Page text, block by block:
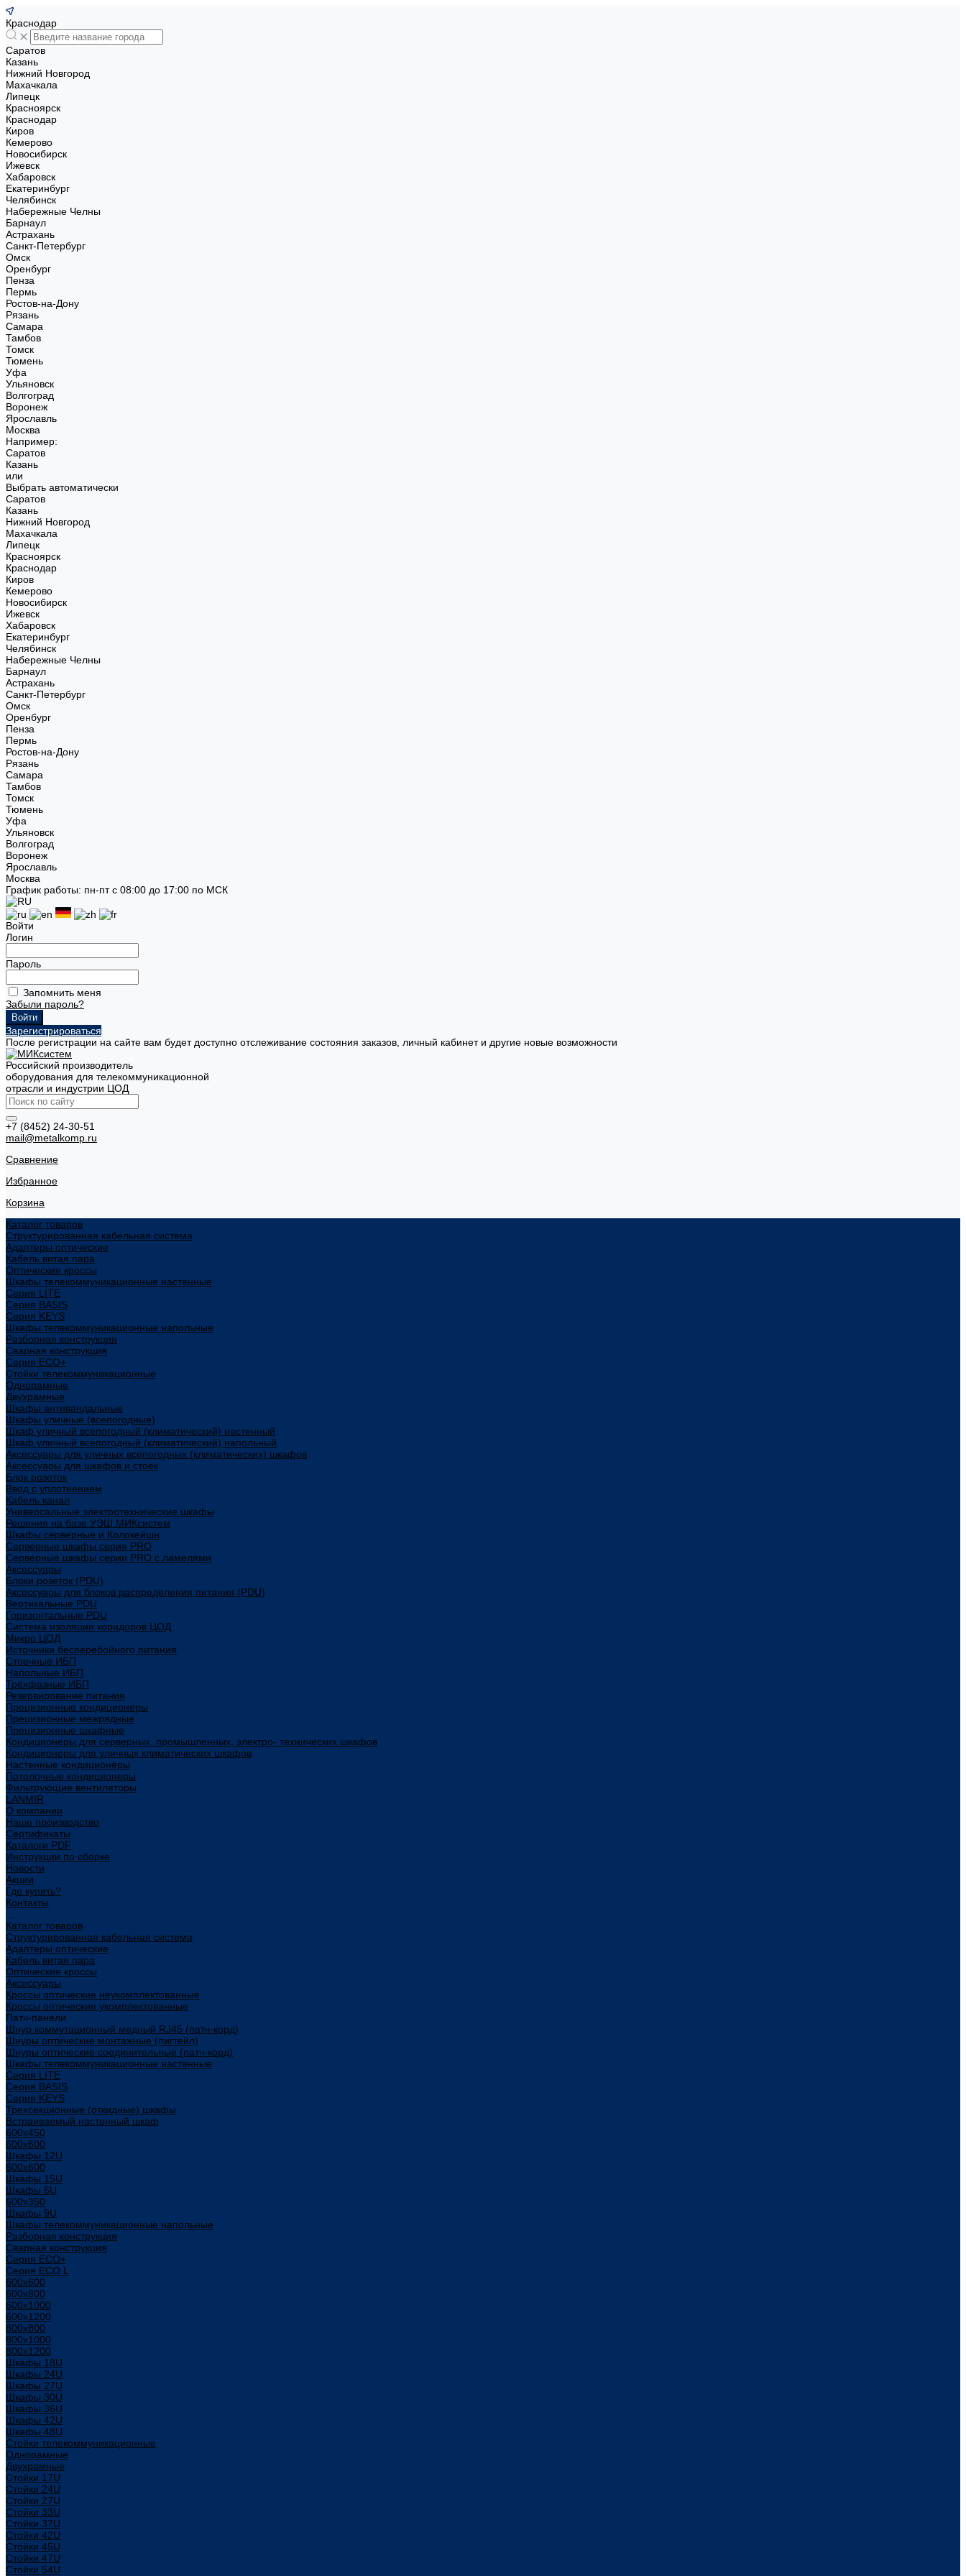
Краснодар
Саратов
Казань
Нижний Новгород
Махачкала
Липецк
Красноярск
Краснодар
Киров
Кемерово
Новосибирск
Ижевск
Хабаровск
Екатеринбург
Челябинск
Набережные Челны
Барнаул
Астрахань
Санкт-Петербург
Омск
Оренбург
Пенза
Пермь
Ростов-на-Дону
Рязань
Самара
Тамбов
Томск
Тюмень
Уфа
Ульяновск
Волгоград
Воронеж
Ярославль
Москва
Например:
Саратов
Казань
или
Выбрать автоматически
Саратов
Казань
Нижний Новгород
Махачкала
Липецк
Красноярск
Краснодар
Киров
Кемерово
Новосибирск
Ижевск
Хабаровск
Екатеринбург
Челябинск
Набережные Челны
Барнаул
Астрахань
Санкт-Петербург
Омск
Оренбург
Пенза
Пермь
Ростов-на-Дону
Рязань
Самара
Тамбов
Томск
Тюмень
Уфа
Ульяновск
Волгоград
Воронеж
Ярославль
Москва
График работы: пн-пт с 08:00 до 17:00 по МСК
Войти
Логин
Пароль
Запомнить меня
Забыли пароль?
Зарегистрироваться
После регистрации на сайте вам будет доступно отслеживание состояния заказов, личный кабинет и другие новые возможности
Российский производитель
оборудования для телекоммуникационной
отрасли и индустрии ЦОД
+7 (8452) 24-30-51
mail@metalkomp.ru
Сравнение
Избранное
Корзина
Каталог товаров
Структурированная кабельная система
Адаптеры оптические
Кабель витая пара
Оптические кроссы
Шкафы телекоммуникационные настенные
Cерия LITE
Cерия BASIS
Cерия KEYS
Шкафы телекоммуникационные напольные
Разборная конструкция
Сварная конструкция
Серия ECO+
Стойки телекоммуникационные
Однорамные
Двухрамные
Шкафы антивандальные
Шкафы уличные (всепогодные)
Шкаф уличный всепогодный (климатический) настенный
Шкаф уличный всепогодный (климатический) напольный
Аксессуары для уличных всепогодных (климатических) шкафов
Аксессуары для шкафов и стоек
Блок розеток
Ввод с уплотнением
Кабель канал
Универсальные электротехнические шкафы
Решения на базе УЭШ МИКсистем
Шкафы серверные и Колокейшн
Серверные шкафы серия PRO
Серверные шкафы серии PRO с ламелями
Аксессуары
Блоки розеток (PDU)
Аксессуары для блоков распределения питания (PDU)
Вертикальные PDU
Горизонтальные PDU
Система изоляции коридоров ЦОД
Микро ЦОД
Источники бесперебойного питания
Стоечные ИБП
Напольные ИБП
Трёхфазные ИБП
Резервирование питания
Прецизионные кондиционеры
Прецизионные межрядные
Прецизионные шкафные
Кондиционеры для серверных, промышленных, электро- технических шкафов
Кондиционеры для уличных климатических шкафов
Настенные кондиционеры
Потолочные кондиционеры
Фильтрующие вентиляторы
LANMIR
О компании
Наше производство
Сертификаты
Каталоги PDF
Инструкции по сборке
Новости
Акции
Где купить?
Контакты
Каталог товаров
Структурированная кабельная система
Адаптеры оптические
Кабель витая пара
Оптические кроссы
Аксессуары
Кроссы оптические неукомплектованные
Кроссы оптические укомплектованные
Патч-панели
Шнур коммутационный медный RJ45 (патч-корд)
Шнуры оптические монтажные (пигтейл)
Шнуры оптические соединительные (патч-корд)
Шкафы телекоммуникационные настенные
Cерия LITE
Cерия BASIS
Cерия KEYS
Трехсекционные (откидные) шкафы
Встраиваемый настенный шкаф
600x450
600x600
Шкафы 12U
600x600
Шкафы 15U
Шкафы 6U
600x350
Шкафы 9U
Шкафы телекоммуникационные напольные
Разборная конструкция
Сварная конструкция
Серия ECO+
Серия ECO L
600x600
600x800
600х1000
600х1200
800x800
800х1000
800х1200
Шкафы 18U
Шкафы 24U
Шкафы 27U
Шкафы 30U
Шкафы 36U
Шкафы 42U
Шкафы 48U
Стойки телекоммуникационные
Однорамные
Двухрамные
Стойки 17U
Стойки 24U
Стойки 27U
Стойки 33U
Стойки 37U
Стойки 42U
Стойки 45U
Стойки 47U
Стойки 54U